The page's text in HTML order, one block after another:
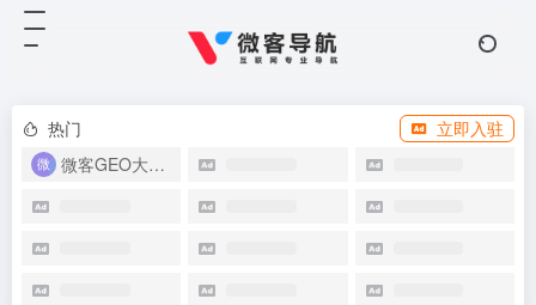
热门
立即入驻
微客GEO大模型优化系统